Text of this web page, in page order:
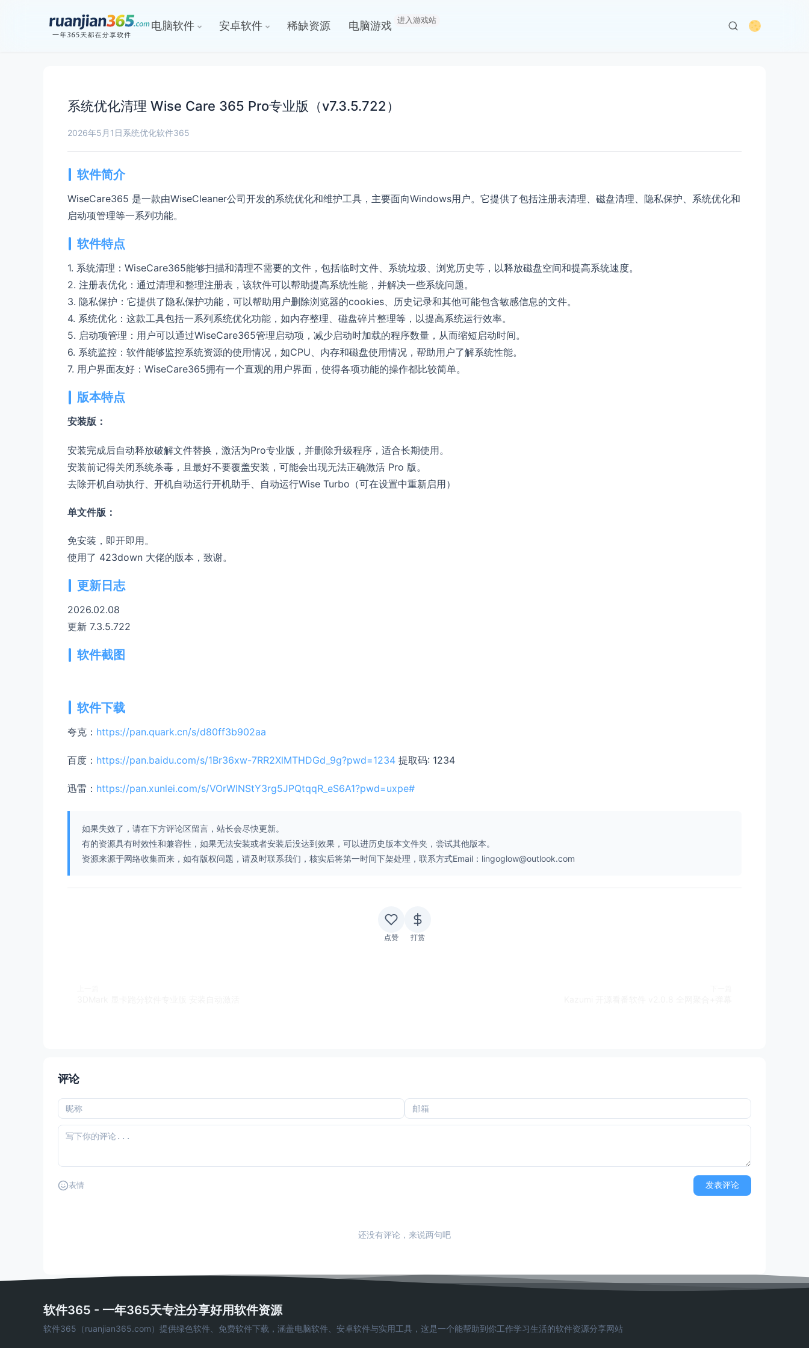
电脑软件 安卓软件 稀缺资源 电脑游戏 进入游戏站
系统优化清理 Wise Care 365 Pro专业版（v7.3.5.722）
2026年5月1日系统优化软件365
软件简介
WiseCare365 是一款由WiseCleaner公司开发的系统优化和维护工具，主要面向Windows用户。它提供了包括注册表清理、磁盘清理、隐私保护、系统优化和
启动项管理等一系列功能。
软件特点
1. 系统清理：WiseCare365能够扫描和清理不需要的文件，包括临时文件、系统垃圾、浏览历史等，以释放磁盘空间和提高系统速度。
2. 注册表优化：通过清理和整理注册表，该软件可以帮助提高系统性能，并解决一些系统问题。
3. 隐私保护：它提供了隐私保护功能，可以帮助用户删除浏览器的cookies、历史记录和其他可能包含敏感信息的文件。
4. 系统优化：这款工具包括一系列系统优化功能，如内存整理、磁盘碎片整理等，以提高系统运行效率。
5. 启动项管理：用户可以通过WiseCare365管理启动项，减少启动时加载的程序数量，从而缩短启动时间。
6. 系统监控：软件能够监控系统资源的使用情况，如CPU、内存和磁盘使用情况，帮助用户了解系统性能。
7. 用户界面友好：WiseCare365拥有一个直观的用户界面，使得各项功能的操作都比较简单。
版本特点
安装版：
安装完成后自动释放破解文件替换，激活为Pro专业版，并删除升级程序，适合长期使用。
安装前记得关闭系统杀毒，且最好不要覆盖安装，可能会出现无法正确激活 Pro 版。
去除开机自动执行、开机自动运行开机助手、自动运行Wise Turbo（可在设置中重新启用）
单文件版：
免安装，即开即用。
使用了 423down 大佬的版本，致谢。
更新日志
2026.02.08
更新 7.3.5.722
软件截图
软件下载
夸克： https://pan.quark.cn/s/d80ff3b902aa
百度： https://pan.baidu.com/s/1Br36xw-7RR2XlMTHDGd_9g?pwd=1234 提取码: 1234
迅雷： https://pan.xunlei.com/s/VOrWINStY3rg5JPQtqqR_eS6A1?pwd=uxpe#
如果失效了，请在下方评论区留言，站长会尽快更新。
有的资源具有时效性和兼容性，如果无法安装或者安装后没达到效果，可以进历史版本文件夹，尝试其他版本。
资源来源于网络收集而来，如有版权问题，请及时联系我们，核实后将第一时间下架处理，联系方式Email：lingoglow@outlook.com
点赞 打赏
评论
表情 发表评论
还没有评论，来说两句吧
软件365 - 一年365天专注分享好用软件资源
软件365（ruanjian365.com）提供绿色软件、免费软件下载，涵盖电脑软件、安卓软件与实用工具，这是一个能帮助到你工作学习生活的软件资源分享网站